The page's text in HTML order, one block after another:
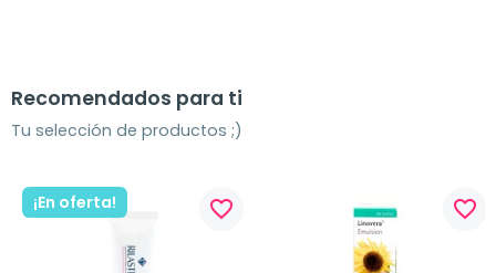
Recomendados para ti
Tu selección de productos ;)
¡En oferta! favorite_border favorite_border